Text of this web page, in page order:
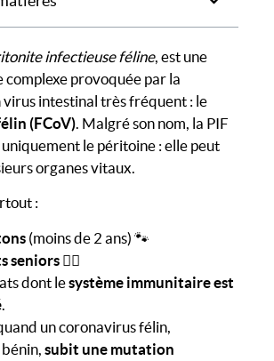
infectieuse féline, est une
complexe provoquée par la
virus intestinal très fréquent : le
(FCoV). Malgré son nom, la PIF
uniquement le péritoine : elle peut
organes vitaux.
:
(moins de 2 ans) 🐾
seniors 🐱‍👓
dont lesystème immunitaire est
un coronavirus félin,
subit une mutation